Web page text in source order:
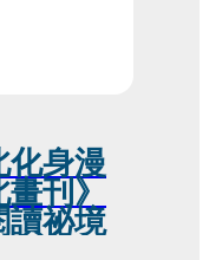
化身漫
刊》
讀祕境